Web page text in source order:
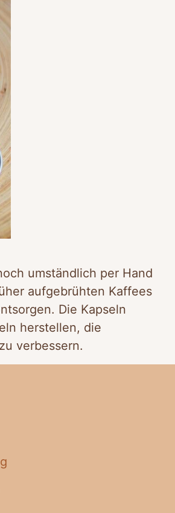
umständlich per Hand
aufgebrühten Kaffees
Die Kapseln
herstellen, die
verbessern.